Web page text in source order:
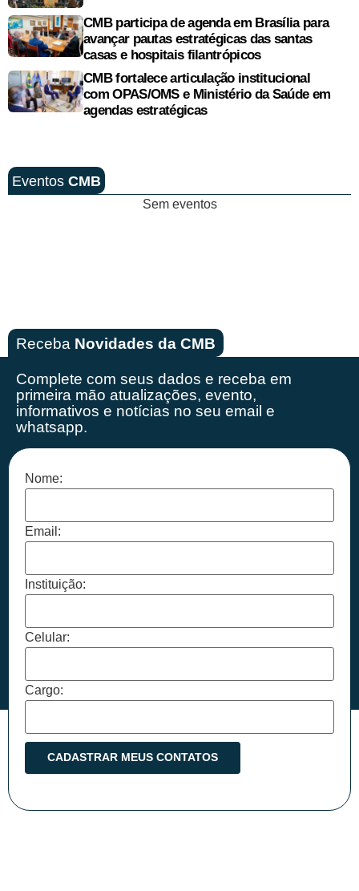
CMB participa de agenda em Brasília para
avançar pautas estratégicas das santas
casas e hospitais filantrópicos
CMB fortalece articulação institucional
com OPAS/OMS e Ministério da Saúde em
agendas estratégicas
Eventos CMB
Sem eventos
Receba Novidades da CMB
Complete com seus dados e receba em
primeira mão atualizações, evento,
informativos e notícias no seu email e
whatsapp.
Nome:
Email:
Instituição:
Celular:
Cargo: